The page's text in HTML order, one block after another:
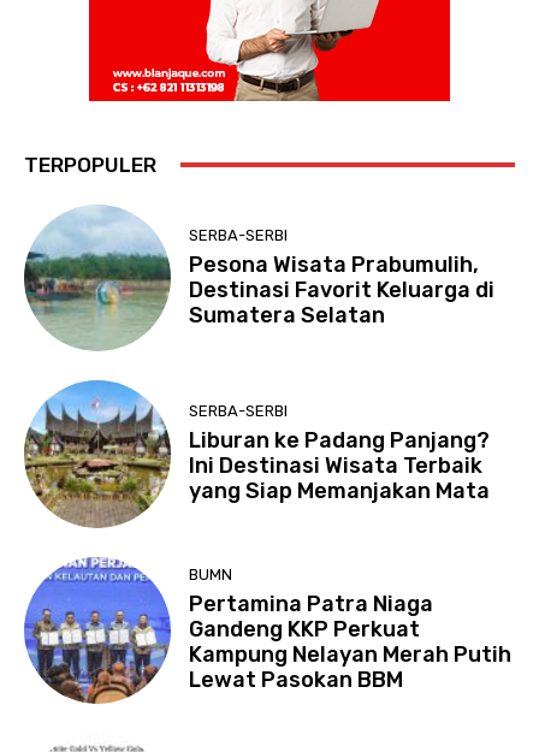
TERPOPULER
SERBA-SERBI
Pesona Wisata Prabumulih,
Destinasi Favorit Keluarga di
Sumatera Selatan
SERBA-SERBI
Liburan ke Padang Panjang?
Ini Destinasi Wisata Terbaik
yang Siap Memanjakan Mata
BUMN
Pertamina Patra Niaga
Gandeng KKP Perkuat
Kampung Nelayan Merah Putih
Lewat Pasokan BBM